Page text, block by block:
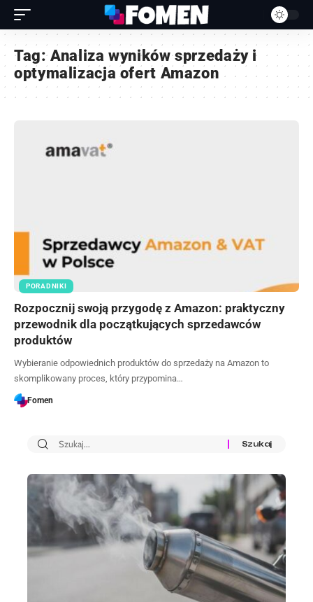
Tag:Analiza wyników sprzedaży i
optymalizacja ofert Amazon
PORADNIKI
Rozpocznij swoją przygodę z Amazon: praktyczny
przewodnik dla początkujących sprzedawców
produktów
Wybieranie odpowiednich produktów do sprzedaży na Amazon to
skomplikowany proces, który przypomina…
Fomen